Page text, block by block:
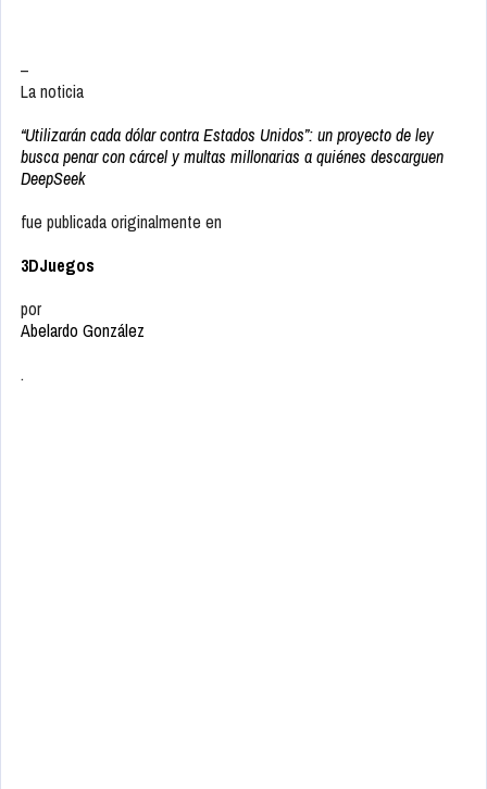
–
La noticia
“Utilizarán cada dólar contra Estados Unidos”: un proyecto de ley
busca penar con cárcel y multas millonarias a quiénes descarguen
DeepSeek
fue publicada originalmente en
3DJuegos
por
Abelardo González
.